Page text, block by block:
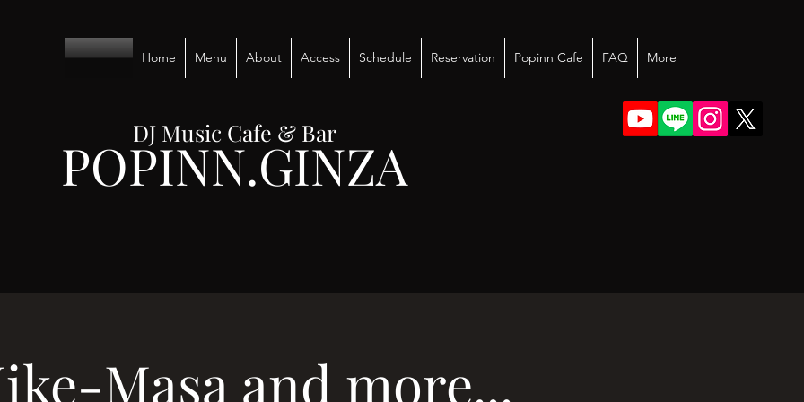
Home Menu About Access Schedule Reservation Popinn Cafe FAQ More
POPINN.GINZA
DJ Music Cafe & Bar
Masa and more...